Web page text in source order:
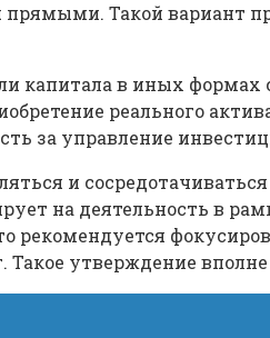
Такой вариант
капитала в иных
реального
за управление
и
на деятельность в
рекомендуется
Такое утверждение